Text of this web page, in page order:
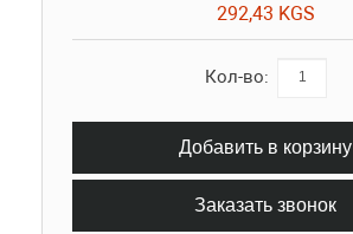
292,43 KGS
Кол-во:
Добавить в корзину
Заказать звонок